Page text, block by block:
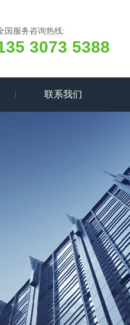
国服务咨询热线:
3073 5388
联系我们